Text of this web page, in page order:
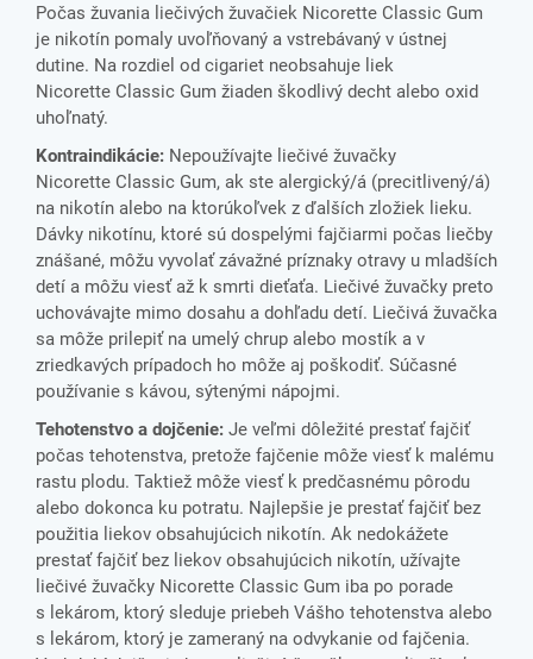
Počas žuvania liečivých žuvačiek Nicorette Classic Gum
je nikotín pomaly uvoľňovaný a vstrebávaný v ústnej
dutine. Na rozdiel od cigariet neobsahuje liek
Nicorette Classic Gum žiaden škodlivý decht alebo oxid
uhoľnatý.
Kontraindikácie: Nepoužívajte liečivé žuvačky
Nicorette Classic Gum, ak ste alergický/á (precitlivený/á)
na nikotín alebo na ktorúkoľvek z ďalších zložiek lieku.
Dávky nikotínu, ktoré sú dospelými fajčiarmi počas liečby
znášané, môžu vyvolať závažné príznaky otravy u mladších
detí a môžu viesť až k smrti dieťaťa. Liečivé žuvačky preto
uchovávajte mimo dosahu a dohľadu detí. Liečivá žuvačka
sa môže prilepiť na umelý chrup alebo mostík a v
zriedkavých prípadoch ho môže aj poškodiť. Súčasné
používanie s kávou, sýtenými nápojmi.
Tehotenstvo a dojčenie: Je veľmi dôležité prestať fajčiť
počas tehotenstva, pretože fajčenie môže viesť k malému
rastu plodu. Taktiež môže viesť k predčasnému pôrodu
alebo dokonca ku potratu. Najlepšie je prestať fajčiť bez
použitia liekov obsahujúcich nikotín. Ak nedokážete
prestať fajčiť bez liekov obsahujúcich nikotín, užívajte
liečivé žuvačky Nicorette Classic Gum iba po porade
s lekárom, ktorý sleduje priebeh Vášho tehotenstva alebo
s lekárom, ktorý je zameraný na odvykanie od fajčenia.